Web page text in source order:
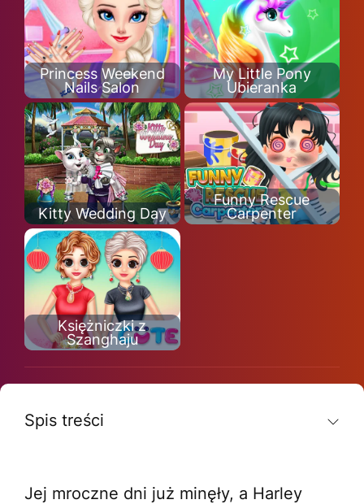
Princess Weekend
Nails Salon
My Little Pony
Ubieranka
Kitty Wedding Day
Funny Rescue
Carpenter
Księżniczki z
Szanghaju
Spis treści
Jej mroczne dni już minęły, a Harley